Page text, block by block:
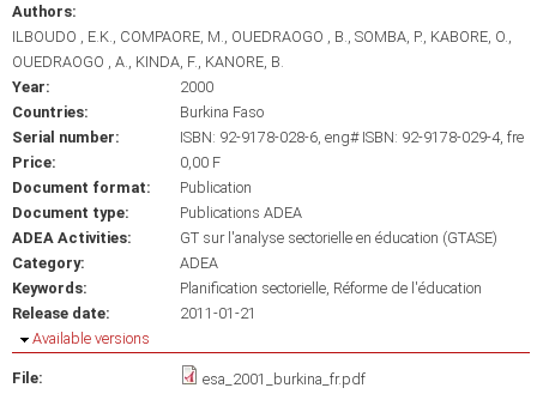
Authors:
ILBOUDO , E.K. COMPAORE, M. OUEDRAOGO , B. SOMBA, P. KABORE, O.
OUEDRAOGO , A. KINDA, F. KANORE, B.
Year:
2000
Countries:
Burkina Faso
Serial number:
ISBN: 92-9178-028-6, eng# ISBN: 92-9178-029-4, fre
Price:
0,00 F
Document format:
Publication
Document type:
Publications ADEA
ADEA Activities:
GT sur l'analyse sectorielle en éducation (GTASE)
Category:
ADEA
Keywords:
Planification sectorielle Réforme de l'éducation
Release date:
2011-01-21
Hide
Available versions
File:
esa_2001_burkina_fr.pdf